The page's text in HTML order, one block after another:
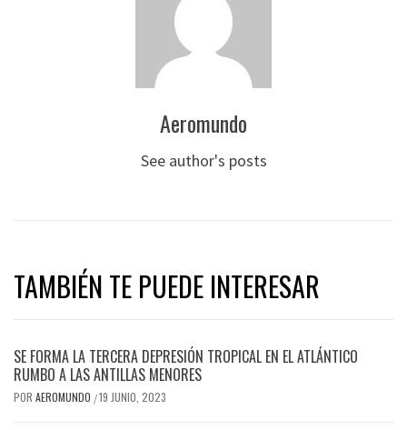
Aeromundo
See author's posts
TAMBIÉN TE PUEDE INTERESAR
SE FORMA LA TERCERA DEPRESIÓN TROPICAL EN EL ATLÁNTICO
RUMBO A LAS ANTILLAS MENORES
POR AEROMUNDO /19 JUNIO, 2023